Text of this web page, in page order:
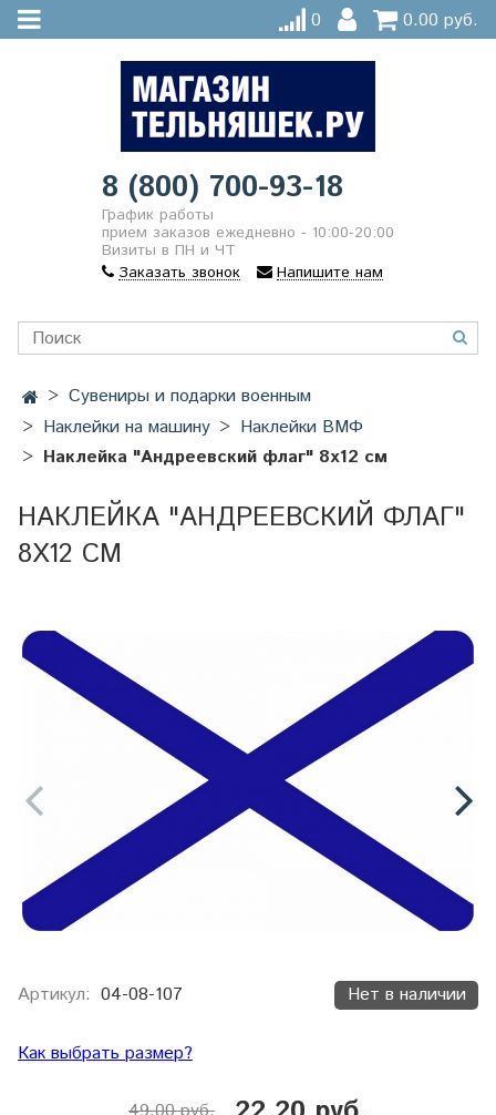
0 0.00 руб.
8 (800) 700-93-18
График работы
прием заказов ежедневно - 10:00-20:00
Визиты в ПН и ЧТ
Заказать звонок
Напишите нам
Сувениры и подарки военным
Наклейки на машину
Наклейки ВМФ
Наклейка "Андреевский флаг" 8x12 см
НАКЛЕЙКА "АНДРЕЕВСКИЙ ФЛАГ"
8X12 СМ
Артикул: 04-08-107 Нет в наличии
Как выбрать размер?